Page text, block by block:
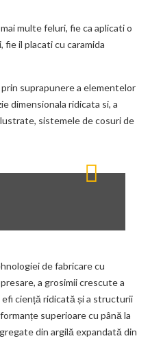
multe feluri, fie ca aplicati o
il placati cu caramida
suprapunere a elementelor
dimensionala ridicata si, a
sistemele de cosuri de
de fabricare cu
a grosimii crescute a
ciență ridicată și a structurii
superioare cu până la
din argilă expandată din